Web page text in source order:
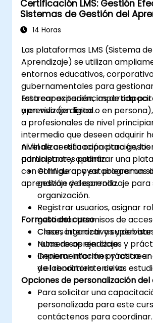
Configurar y gestionar
desarrollo utilizando servicios
Automatizar la
Azure DevOps.
Certificación LMS: Gestión
Sistemas de Gestión del
14 Horas
Las plataformas LMS (Sistema
Aprendizaje) se utilizan
entornos educativos,
gubernamentales para
rastrear experiencias de
aprendizaje digital.
Esta capacitación, impartida
y en vivo (en línea o en
a profesionales de nivel
intermedio que deseen adquirir
nivel de certificación para
administrar y optimizar una
con el fin de apoyar programas
aprendizaje y desarrollo.
Al finalizar esta capacitación, los
participantes podrán:
Configurar y establecer un
gestión del aprendizaje para
organización.
Registrar usuarios, asignar
gestionar permisos de
Crear, organizar y
rutas de aprendizaje.
Generar informes y
y el rendimiento de los
Formato del curso
Clases interactivas y
Numerosos ejercicios y
Implementación práctica
de laboratorio en vivo.
Opciones de personalización del
Para solicitar una
personalizada para este
contáctenos para coordinar.